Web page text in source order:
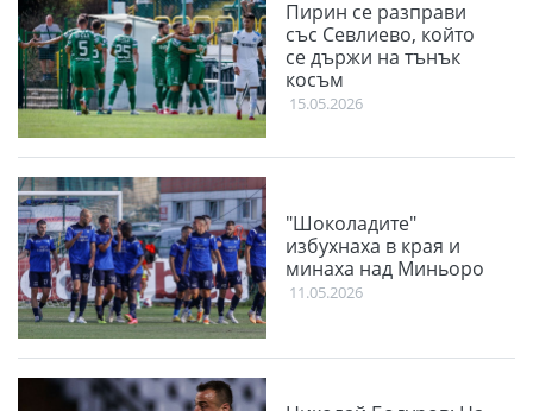
Пирин се разправи
със Севлиево, който
се държи на тънък
косъм
15.05.2026
"Шоколадите"
избухнаха в края и
минаха над Миньоро
11.05.2026